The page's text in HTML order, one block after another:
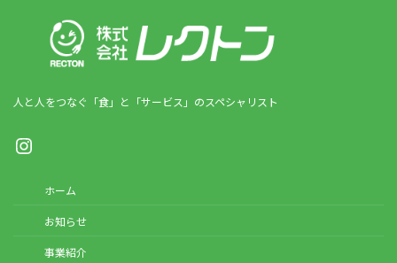
人と人をつなぐ「食」と「サービス」のスペシャリスト
Instagram
ホーム
お知らせ
事業紹介